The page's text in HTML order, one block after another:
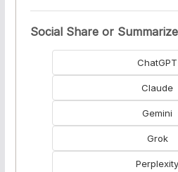
Social Share or
ChatGPT
Claude
Gemini
Grok
Perplexity